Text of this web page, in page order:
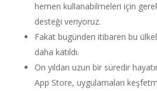
hemen kullanabilmeleri için
desteği veriyoruz.
Fakat bugünden itibaren bu
daha katıldı.
On yıldan uzun bir süredir
App Store, uygulamaları